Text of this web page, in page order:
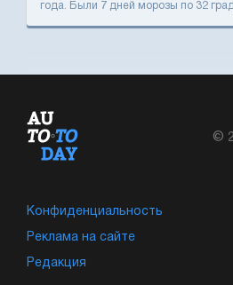
года. Были 7 дней морозы по 32
©
Конфиденциальность
Реклама на сайте
Редакция